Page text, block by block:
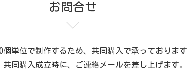
お問合せ
単位で制作するため、共同購入で承っております
同購入成立時に、ご連絡メールを差し上げます。